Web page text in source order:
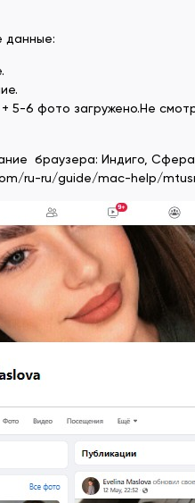
данные:
6 фото загружено.Не
браузера: Индиго,
ru-ru/guide/mac-help/